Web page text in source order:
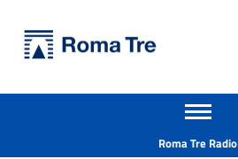
AGATHE RABAT - Università Roma Tre
Apri il menu secondario
Roma Tre Radio